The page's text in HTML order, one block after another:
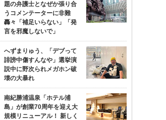
題の弁護士となぜか張り合
うコメンテーターに非難
轟々「補足いらない」「発
言を邪魔しないで」
へずまりゅう、「デブって
誹謗中傷すんなや」選挙演
説中に野次られメガホン破
壊の大暴れ
南紀勝浦温泉「ホテル浦
島」が創業70周年を迎え大
規模リニューアル！ 新しく